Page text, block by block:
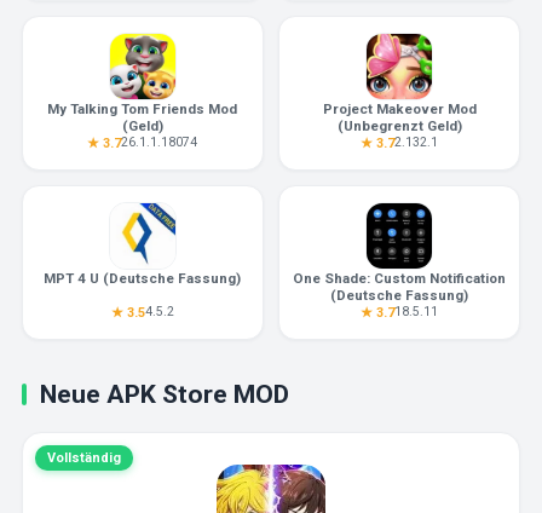
My Talking Tom Friends Mod
(Geld)
★ 3.726.1.1.18074
Project Makeover Mod
(Unbegrenzt Geld)
★ 3.72.132.1
MPT 4 U (Deutsche Fassung)
★ 3.54.5.2
One Shade: Custom Notification
(Deutsche Fassung)
★ 3.718.5.11
Neue APK Store MOD
Vollständig